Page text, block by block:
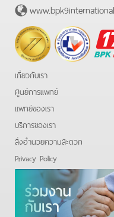
BPK
เกี่ยวกับเรา
ศูนย์การแพทย์
แพทย์ของเรา
บริการของเรา
สิ่งอำนวยความสะดวก
Privacy Policy